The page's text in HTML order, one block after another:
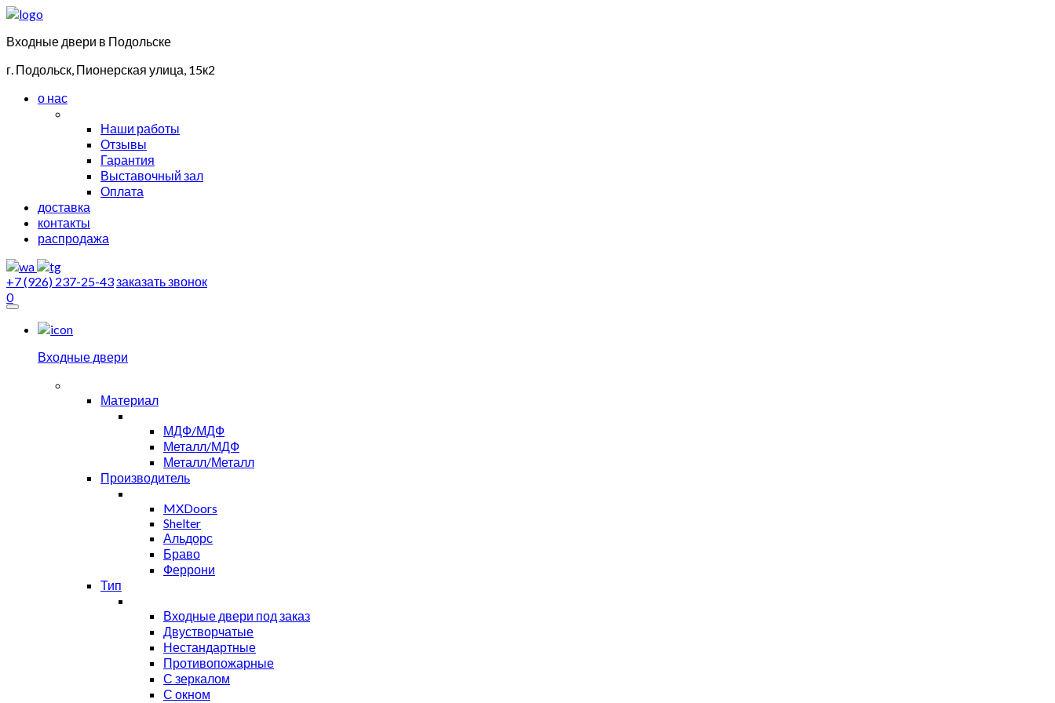
Входные двери в Подольске
г. Подольск, Пионерская улица, 15к2
о нас
Наши работы
Отзывы
Гарантия
Выставочный зал
Оплата
доставка
контакты
распродажа
+7 (926) 237-25-43заказать звонок
0
Входные двери
Материал
МДФ/МДФ
Металл/МДФ
Металл/Металл
Производитель
MXDoors
Shelter
Альдорс
Браво
Феррони
Тип
Входные двери под заказ
Двустворчатые
Нестандартные
Противопожарные
С зеркалом
С окном